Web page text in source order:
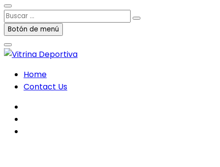
Buscar
…Botón de menú
Home
Contact Us